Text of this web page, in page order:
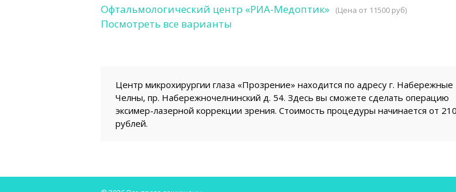
Офтальмологический центр «РИА-Медоптик» (Цена от 11500 руб)
Посмотреть все варианты
Центр микрохирургии глаза «Прозрение» находится по адресу г. Набережные
Челны, пр. Набережночелнинский д. 54. Здесь вы сможете сделать операцию
эксимер-лазерной коррекции зрения. Стоимость процедуры начинается от
рублей.